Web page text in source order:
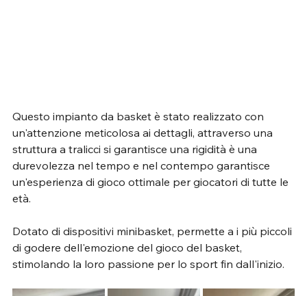
Questo impianto da basket è stato realizzato con
un'attenzione meticolosa ai dettagli, attraverso una
struttura a tralicci si garantisce una rigidità è una
durevolezza nel tempo e nel contempo garantisce
un'esperienza di gioco ottimale per giocatori di tutte le
età.
Dotato di dispositivi minibasket, permette a i più piccoli
di godere dell'emozione del gioco del basket,
stimolando la loro passione per lo sport fin dall'inizio.